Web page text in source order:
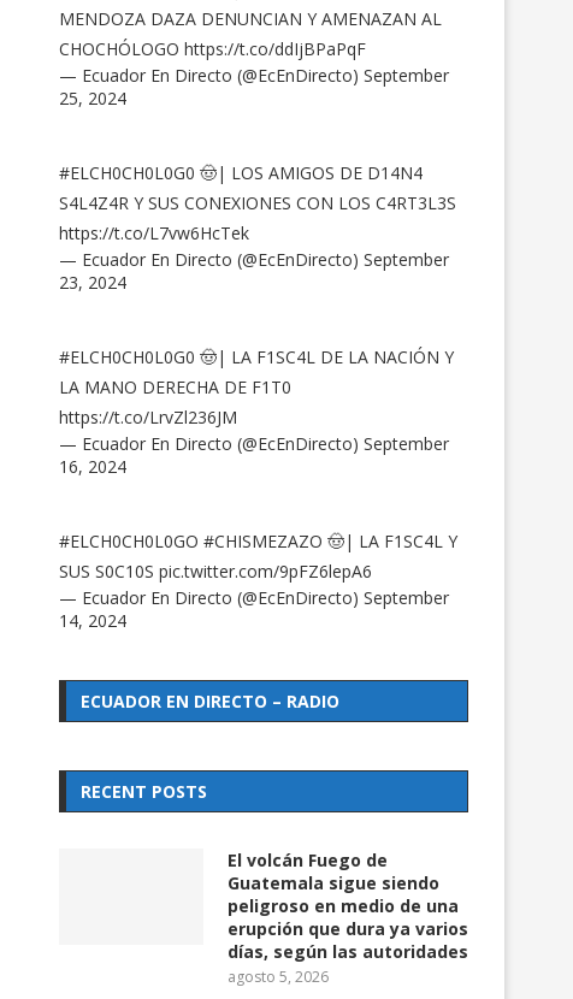
MENDOZA DAZA DENUNCIAN Y AMENAZAN AL
CHOCHÓLOGO https://t.co/ddIjBPaPqF
— Ecuador En Directo (@EcEnDirecto) September
25, 2024
#ELCH0CH0L0G0 🤠| LOS AMIGOS DE D14N4
S4L4Z4R Y SUS CONEXIONES CON LOS C4RT3L3S
https://t.co/L7vw6HcTek
— Ecuador En Directo (@EcEnDirecto) September
23, 2024
#ELCH0CH0L0G0 🤠| LA F1SC4L DE LA NACIÓN Y
LA MANO DERECHA DE F1T0
https://t.co/LrvZl236JM
— Ecuador En Directo (@EcEnDirecto) September
16, 2024
#ELCH0CH0L0GO #CHISMEZAZO 🤠| LA F1SC4L Y
SUS S0C10S pic.twitter.com/9pFZ6lepA6
— Ecuador En Directo (@EcEnDirecto) September
14, 2024
ECUADOR EN DIRECTO – RADIO
RECENT POSTS
El volcán Fuego de
Guatemala sigue siendo
peligroso en medio de una
erupción que dura ya varios
días, según las autoridades
agosto 5, 2026